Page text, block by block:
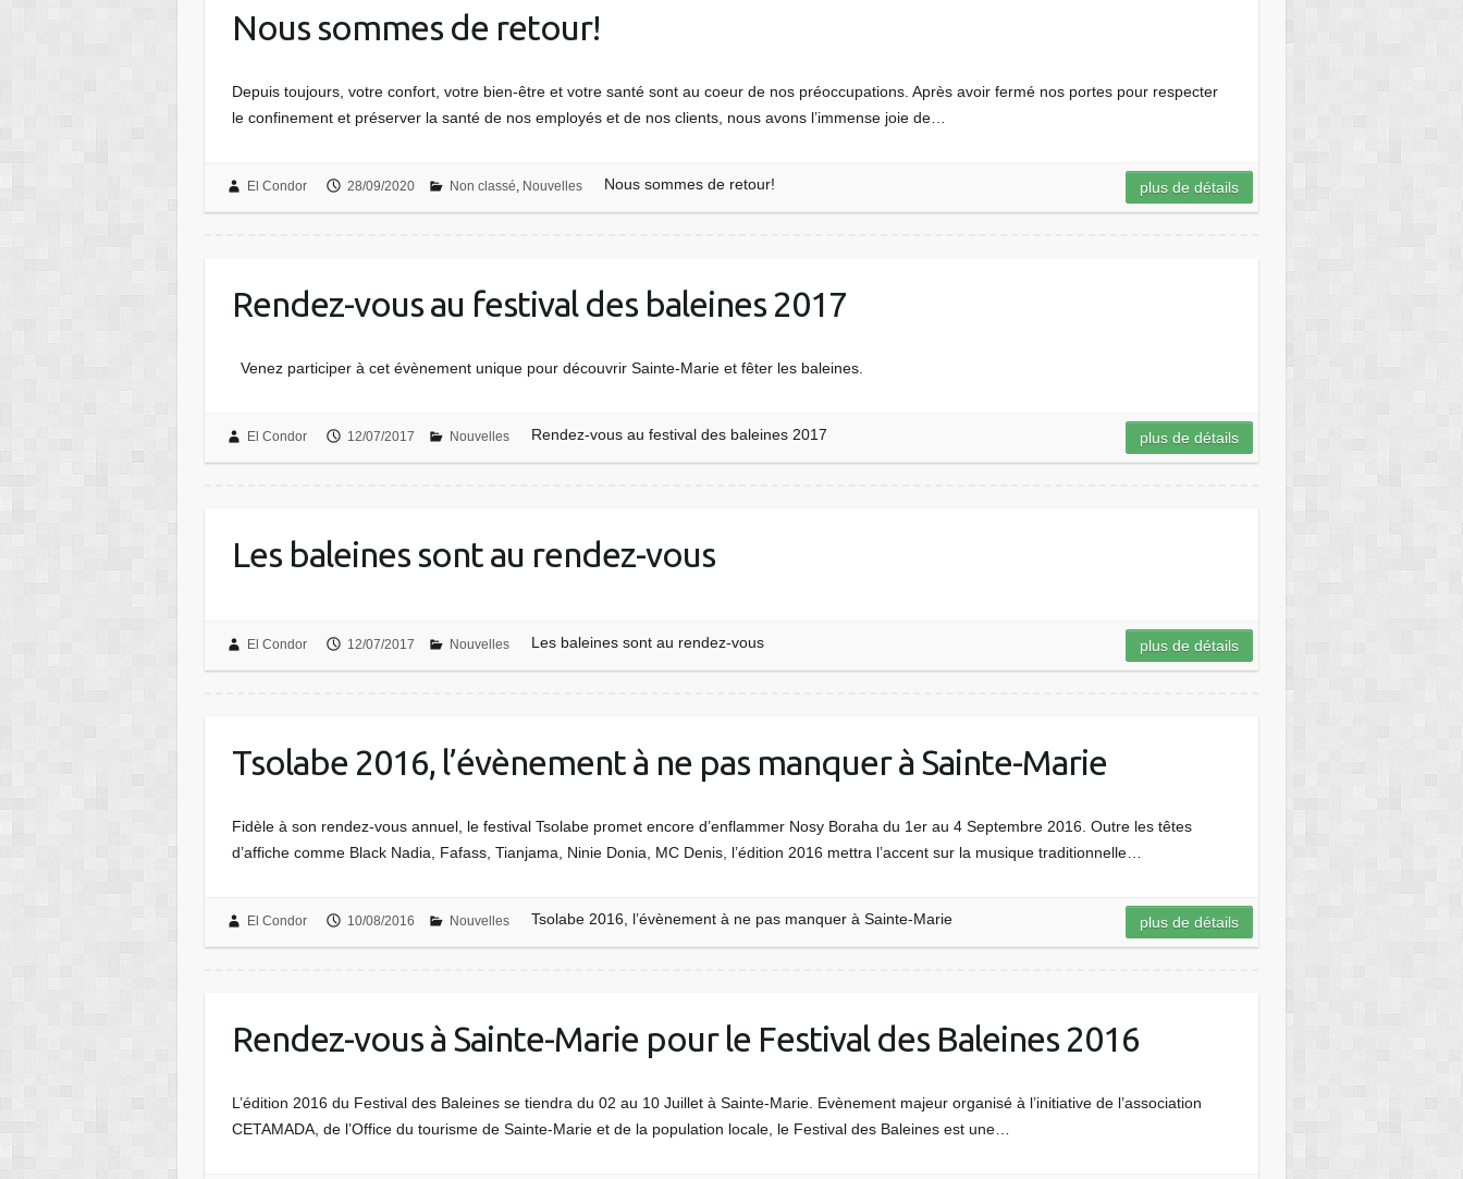
Nous sommes de retour!
Depuis toujours, votre confort, votre bien-être et votre santé sont au coeur de nos préoccupations. Après avoir fermé nos portes pour respecter
le confinement et préserver la santé de nos employés et de nos clients, nous avons l’immense joie de…
El Condor 28/09/2020 Non classé, Nouvelles Nous sommes de retour! plus de détails
Rendez-vous au festival des baleines 2017
Venez participer à cet évènement unique pour découvrir Sainte-Marie et fêter les baleines.
El Condor 12/07/2017 Nouvelles Rendez-vous au festival des baleines 2017 plus de détails
Les baleines sont au rendez-vous
El Condor 12/07/2017 Nouvelles Les baleines sont au rendez-vous plus de détails
Tsolabe 2016, l’évènement à ne pas manquer à Sainte-Marie
Fidèle à son rendez-vous annuel, le festival Tsolabe promet encore d’enflammer Nosy Boraha du 1er au 4 Septembre 2016. Outre les têtes
d’affiche comme Black Nadia, Fafass, Tianjama, Ninie Donia, MC Denis, l’édition 2016 mettra l’accent sur la musique traditionnelle…
El Condor 10/08/2016 Nouvelles Tsolabe 2016, l’évènement à ne pas manquer à Sainte-Marie plus de détails
Rendez-vous à Sainte-Marie pour le Festival des Baleines 2016
L’édition 2016 du Festival des Baleines se tiendra du 02 au 10 Juillet à Sainte-Marie. Evènement majeur organisé à l’initiative de l’association
CETAMADA, de l’Office du tourisme de Sainte-Marie et de la population locale, le Festival des Baleines est une…